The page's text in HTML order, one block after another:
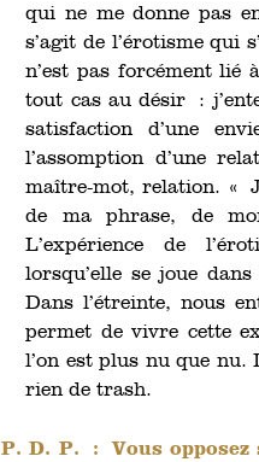
qui ne me donne pas
s’agit de l’érotisme qui
n’est pas forcément lié
tout cas au désir :
satisfaction d’une
l’assomption d’une
maître-mot, relation. «
de ma phrase, de
L’expérience de
lorsqu’elle se joue
Dans l’étreinte, nous
permet de vivre cette
l’on est plus nu que
rien de trash.
P. D. P. : Vous